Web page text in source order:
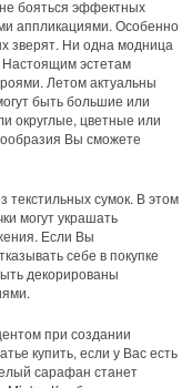
бояться эффектных
аппликациями. Особенно
зверят. Ни одна модница
Настоящим эстетам
Летом актуальны
быть большие или
округлые, цветные или
Вы сможете
текстильных сумок. В этом
могут украшать
Если Вы
себе в покупке
декорированы
при создании
купить, если у Вас есть
сарафан станет